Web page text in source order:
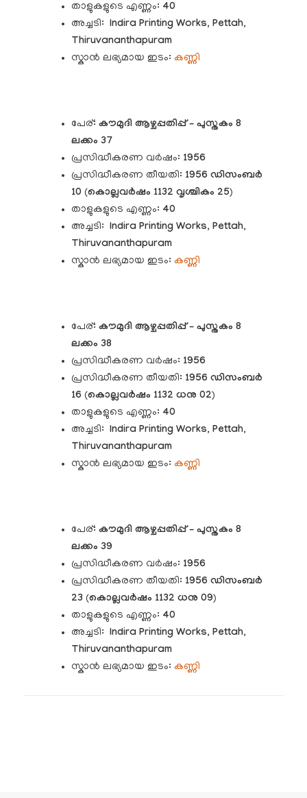
താളുകളുടെ എണ്ണം: 40
അച്ചടി: Indira Printing Works, Pettah,
Thiruvananthapuram
സ്കാൻ ലഭ്യമായ ഇടം: കണ്ണി
പേര്: കൗമുദിആഴ്ചപ്പതിപ്പ് – പുസ്തകം 8
ലക്കം 37
പ്രസിദ്ധീകരണ വർഷം: 1956
പ്രസിദ്ധീകരണ തീയതി: 1956 ഡിസംബർ
10 (കൊല്ലവർഷം 1132 വൃശ്ചികം 25)
താളുകളുടെ എണ്ണം: 40
അച്ചടി: Indira Printing Works, Pettah,
Thiruvananthapuram
സ്കാൻ ലഭ്യമായ ഇടം: കണ്ണി
പേര്: കൗമുദിആഴ്ചപ്പതിപ്പ് – പുസ്തകം 8
ലക്കം 38
പ്രസിദ്ധീകരണ വർഷം: 1956
പ്രസിദ്ധീകരണ തീയതി: 1956 ഡിസംബർ
16 (കൊല്ലവർഷം 1132 ധനു 02)
താളുകളുടെ എണ്ണം: 40
അച്ചടി: Indira Printing Works, Pettah,
Thiruvananthapuram
സ്കാൻ ലഭ്യമായ ഇടം: കണ്ണി
പേര്: കൗമുദിആഴ്ചപ്പതിപ്പ് – പുസ്തകം 8
ലക്കം 39
പ്രസിദ്ധീകരണ വർഷം: 1956
പ്രസിദ്ധീകരണ തീയതി: 1956 ഡിസംബർ
23 (കൊല്ലവർഷം 1132 ധനു 09)
താളുകളുടെ എണ്ണം: 40
അച്ചടി: Indira Printing Works, Pettah,
Thiruvananthapuram
സ്കാൻ ലഭ്യമായ ഇടം: കണ്ണി